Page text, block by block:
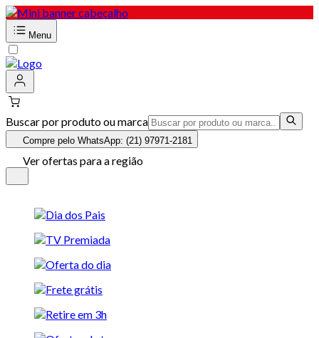
Menu
Buscar por produto ou marca
Compre pelo WhatsApp: (21) 97971-2181
Ver ofertas para a região